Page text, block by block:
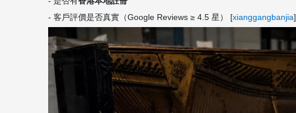
- 客戶評價是否真實（Google Reviews ≥ 4.5 星） [xianggangbanjia]